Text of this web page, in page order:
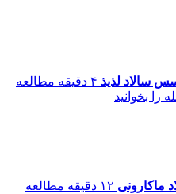
سالاد لذیذ ۴ دقیقه مطالعه
را بخوانید
ماکارونی ۱۲ دقیقه مطالعه